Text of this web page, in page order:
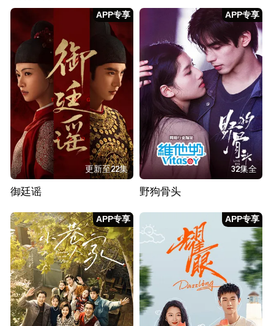
APP专享
更新至22集
御廷谣
APP专享
32集全
野狗骨头
APP专享 APP专享